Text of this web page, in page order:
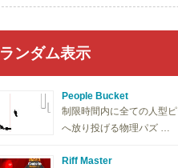
ランダム表示
People Bucket
制限時間内に全ての人型
へ放り投げる物理パズ …
Riff Master